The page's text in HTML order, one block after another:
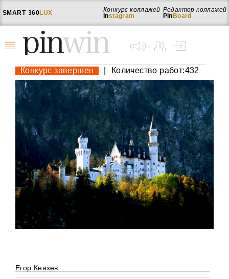
SMART 360LUX
Редактор коллажей
Pin Board
Конкурс коллажей
Instagram
Конкурс завершен Количество работ:432
Егор Князев